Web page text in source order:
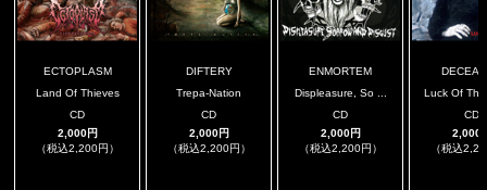
ECTOPLASM
Land Of Thieves
CD
2,000円
（税込2,200円）
DIFTERY
Trepa-Nation
CD
2,000円
（税込2,200円）
ENMORTEM
Displeasure, So ...
CD
2,000円
（税込2,200円）
Luck Of
CD
2,000
（税込